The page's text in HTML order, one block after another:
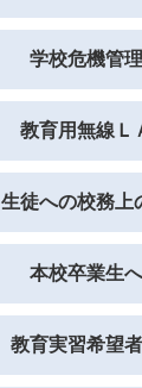
学校危機管
教育用無線Ｌ
生徒への校務上
本校卒業生
教育実習希望